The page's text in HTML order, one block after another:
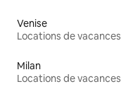
Venise
Locations de vacances
Milan
Locations de vacances